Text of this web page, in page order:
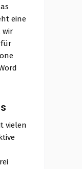
eine
wir
für
vielen